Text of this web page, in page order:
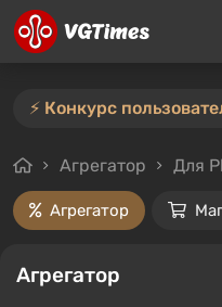
Агрегатор Для
Агрегатор
Агрегатор